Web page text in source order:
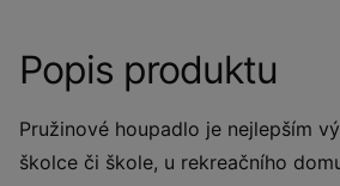
Popis produktu
Pružinové houpadlo je nejlepším
školce či škole, u rekreačního